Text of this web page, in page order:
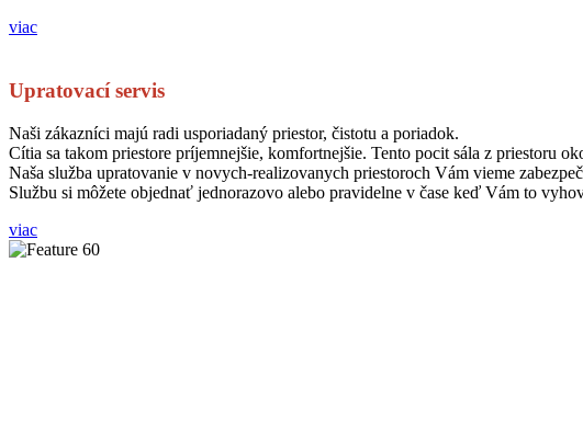
viac
Upratovací servis
Naši zákazníci majú radi usporiadaný priestor, čistotu a poriadok.
Cítia sa takom priestore príjemnejšie, komfortnejšie. Tento pocit sála z priestoru
Naša služba upratovanie v novych-realizovanych priestoroch Vám vieme
Službu si môžete objednať jednorazovo alebo pravidelne v čase keď Vám to
viac